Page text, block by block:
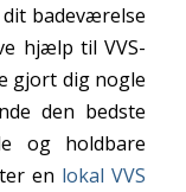
badeværelse
hjælp til VVS-
gjort dig nogle
den bedste
og holdbare
en lokal VVS